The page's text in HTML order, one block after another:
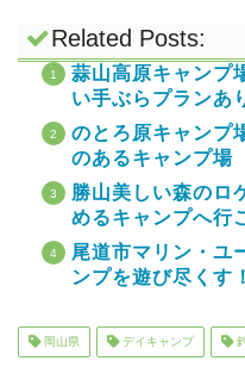
Related Posts:
蒜山高原キャンプ
い手ぶらプランあ
のとろ原キャンプ
のあるキャンプ場
勝山美しい森のロ
めるキャンプへ行
尾道市マリン・ユ
ンプを遊び尽くす！
岡山県 デイキャンプ